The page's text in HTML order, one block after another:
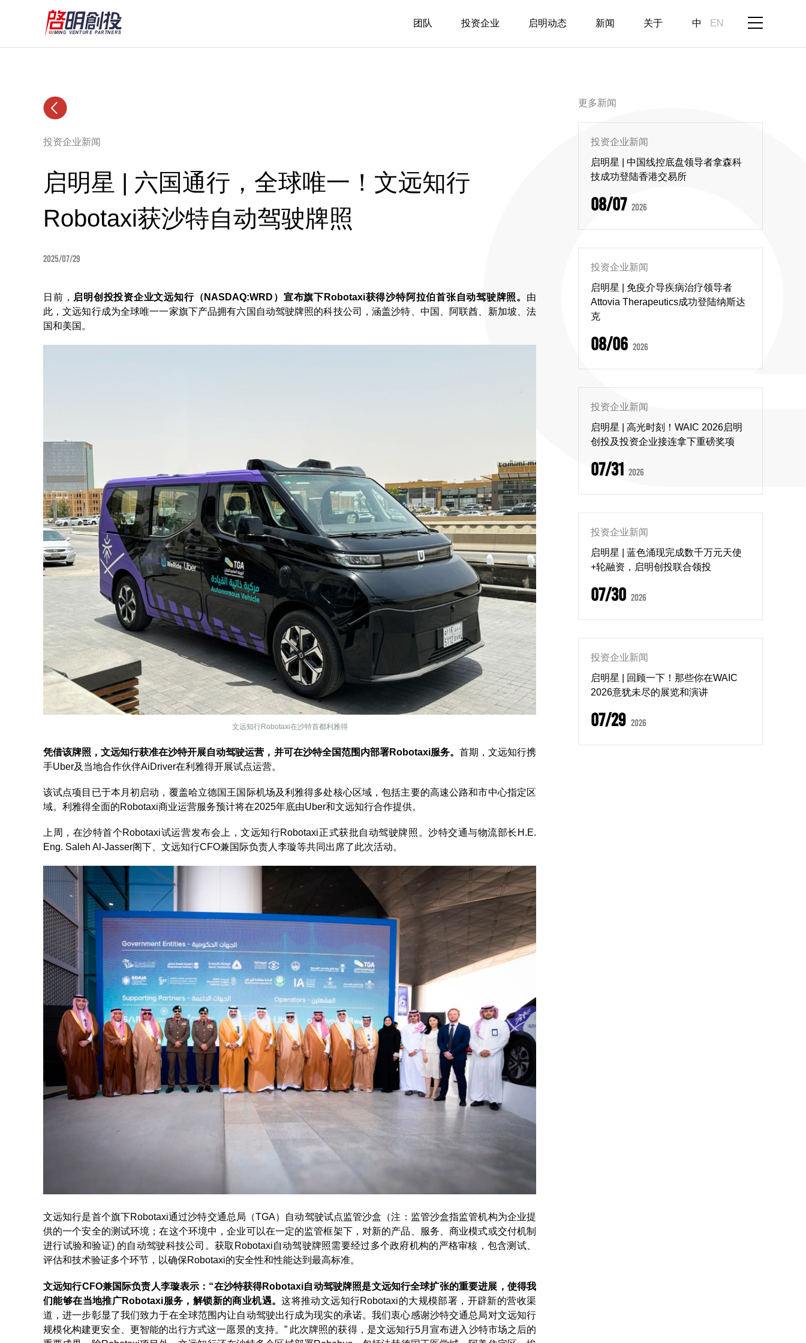
中 EN
团队 投资企业 启明动态 新闻 关于
投资企业新闻
启明星 | 六国通行，全球唯一！文远知行
Robotaxi获沙特自动驾驶牌照
2025/07/29
日前， 启明创投投资企业文远知行（NASDAQ:WRD）宣布旗下Robotaxi获得沙特阿拉伯首张自动驾驶牌照。 由
此，文远知行成为全球唯一一家旗下产品拥有六国自动驾驶牌照的科技公司，涵盖沙特、中国、阿联酋、新加坡、法
国和美国。
文远知行Robotaxi在沙特首都利雅得
凭借该牌照，文远知行获准在沙特开展自动驾驶运营，并可在沙特全国范围内部署Robotaxi服务。 首期，文远知行携
手Uber及当地合作伙伴AiDriver在利雅得开展试点运营。
该试点项目已于本月初启动，覆盖哈立德国王国际机场及利雅得多处核心区域，包括主要的高速公路和市中心指定区
域。利雅得全面的Robotaxi商业运营服务预计将在2025年底由Uber和文远知行合作提供。
上周，在沙特首个Robotaxi试运营发布会上，文远知行Robotaxi正式获批自动驾驶牌照。沙特交通与物流部长H.E.
Eng. Saleh Al-Jasser阁下、文远知行CFO兼国际负责人李璇等共同出席了此次活动。
文远知行是首个旗下Robotaxi通过沙特交通总局（TGA）自动驾驶试点监管沙盒（注：监管沙盒指监管机构为企业提
供的一个安全的测试环境；在这个环境中，企业可以在一定的监管框架下，对新的产品、服务、商业模式或交付机制
进行试验和验证) 的自动驾驶科技公司。获取Robotaxi自动驾驶牌照需要经过多个政府机构的严格审核，包含测试、
评估和技术验证多个环节，以确保Robotaxi的安全性和性能达到最高标准。
文远知行CFO兼国际负责人李璇表示：“在沙特获得Robotaxi自动驾驶牌照是文远知行全球扩张的重要进展，使得我
们能够在当地推广Robotaxi服务，解锁新的商业机遇。这将推动文远知行Robotaxi的大规模部署，开辟新的营收渠
道，进一步彰显了我们致力于在全球范围内让自动驾驶出行成为现实的承诺。我们衷心感谢沙特交通总局对文远知行
规模化构建更安全、更智能的出行方式这一愿景的支持。” 此次牌照的获得，是文远知行5月宣布进入沙特市场之后的
更多新闻
投资企业新闻
启明星 | 中国线控底盘领导者拿森科
技成功登陆香港交易所
08/07 2026
投资企业新闻
启明星 | 免疫介导疾病治疗领导者
Attovia Therapeutics成功登陆纳斯达
克
08/06 2026
投资企业新闻
启明星 | 高光时刻！WAIC 2026启明
创投及投资企业接连拿下重磅奖项
07/31 2026
投资企业新闻
启明星 | 蓝色涌现完成数千万元天使
+轮融资，启明创投联合领投
07/30 2026
投资企业新闻
启明星 | 回顾一下！那些你在WAIC
2026意犹未尽的展览和演讲
07/29 2026